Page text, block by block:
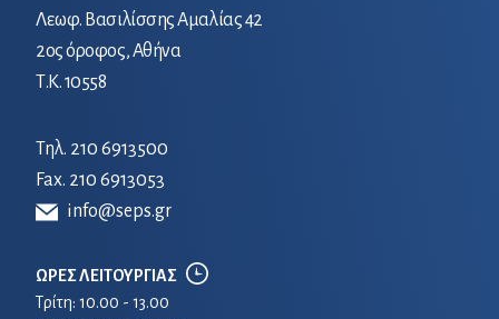
Λεωφ. Βασιλίσσης Αμαλίας 42
2ος όροφος, Αθήνα
Τ.Κ. 10558
Τηλ. 210 6913500
Fax. 210 6913053
info@seps.gr
ΩΡΕΣ ΛΕΙΤΟΥΡΓΙΑΣ
Τρίτη: 10.00 - 13.00